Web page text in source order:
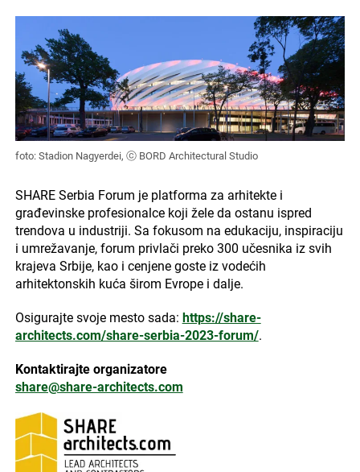
foto: Stadion Nagyerdei, ⓒ BORD Architectural Studio
SHARE Serbia Forum je platforma za arhitekte i
građevinske profesionalce koji žele da ostanu ispred
trendova u industriji. Sa fokusom na edukaciju, inspiraciju
i umrežavanje, forum privlači preko 300 učesnika iz svih
krajeva Srbije, kao i cenjene goste iz vodećih
arhitektonskih kuća širom Evrope i dalje.
Osigurajte svoje mesto sada: https://share-
architects.com/share-serbia-2023-forum/.
Kontaktirajte organizatore
share@share-architects.com